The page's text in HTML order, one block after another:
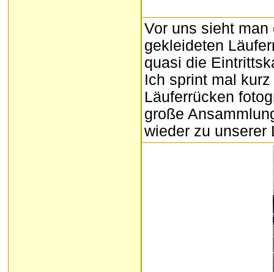
Vor uns sieht
gekleideten
quasi die
Ich sprint mal
Läuferrücken
große
wieder zu unserer